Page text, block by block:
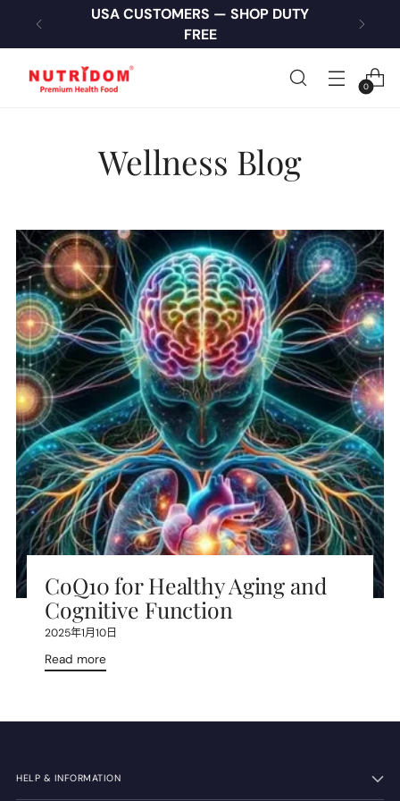
USA CUSTOMERS — SHOP DUTY
FREE
0
Wellness Blog
CoQ10 for Healthy Aging and
Cognitive Function
2025年1月10日
Read more
HELP & INFORMATION